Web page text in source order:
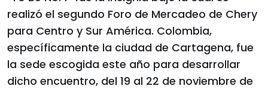
realizó el segundo Foro de Mercadeo de Chery
para Centro y Sur América. Colombia,
específicamente la ciudad de Cartagena, fue
la sede escogida este año para desarrollar
dicho encuentro, del 19 al 22 de noviembre de